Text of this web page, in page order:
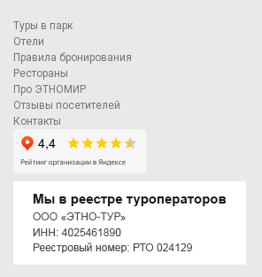
Туры в парк
Отели
Правила бронирования
Рестораны
Про ЭТНОМИР
Отзывы посетителей
Контакты